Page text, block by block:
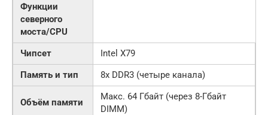
Функции
северного
моста/CPU
Чипсет
Intel X79
Память и тип
8x DDR3 (четыре канала)
Объём памяти
Макс. 64 Гбайт (через 8-Гбайт
DIMM)